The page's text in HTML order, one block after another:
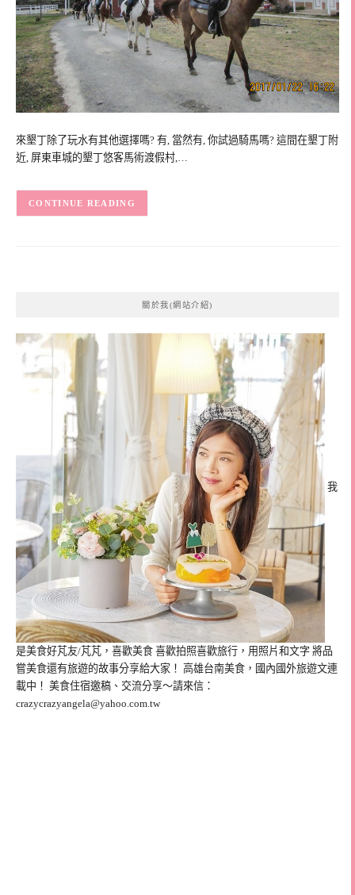
來墾丁除了玩水有其他選擇嗎? 有, 當然有, 你試過騎馬嗎? 這間在墾丁附
近, 屏東車城的墾丁悠客馬術渡假村,…
CONTINUE READING
關於我(網站介紹)
我
是美食好芃友/芃芃，喜歡美食 喜歡拍照喜歡旅行，用照片和文字 將品
嘗美食還有旅遊的故事分享給大家！ 高雄台南美食，國內國外旅遊文連
載中！ 美食住宿邀稿、交流分享～請來信：
crazycrazyangela@yahoo.com.tw